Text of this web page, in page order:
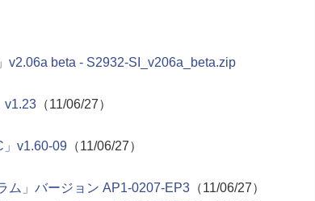
v2.06a beta - S2932-SI_v206a_beta.zip
v1.23 （11/06/27）
」v1.60-09 （11/06/27）
ム」バージョン AP1-0207-EP3 （11/06/27）